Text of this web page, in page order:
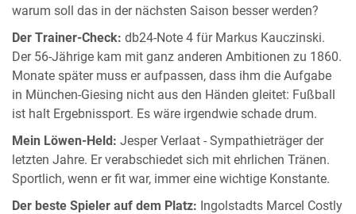
warum soll das in der nächsten Saison besser werden?
Der Trainer-Check: db24-Note 4 für Markus Kauczinski.
Der 56-Jährige kam mit ganz anderen Ambitionen zu 1860.
Monate später muss er aufpassen, dass ihm die Aufgabe
in München-Giesing nicht aus den Händen gleitet: Fußball
ist halt Ergebnissport. Es wäre irgendwie schade drum.
Mein Löwen-Held: Jesper Verlaat - Sympathieträger der
letzten Jahre. Er verabschiedet sich mit ehrlichen Tränen.
Sportlich, wenn er fit war, immer eine wichtige Konstante.
Der beste Spieler auf dem Platz: Ingolstadts Marcel Costly